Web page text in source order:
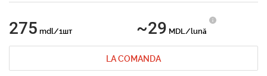
275 mdl/1шт ~29 MDL/lună
LA COMANDA